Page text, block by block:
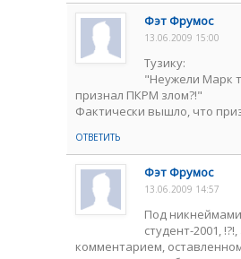
Фэт Фрумос
13.06.2009 15:00
Тузику:
"Неужели Марк
признал ПКРМ злом?!"
Фактически вышло, что
ОТВЕТИТЬ
Фэт Фрумос
13.06.2009 14:57
Под
студент-2001,
комментарием,